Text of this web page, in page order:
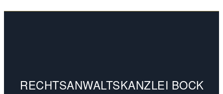
RECHTSANWALTSKANZLEI BOCK